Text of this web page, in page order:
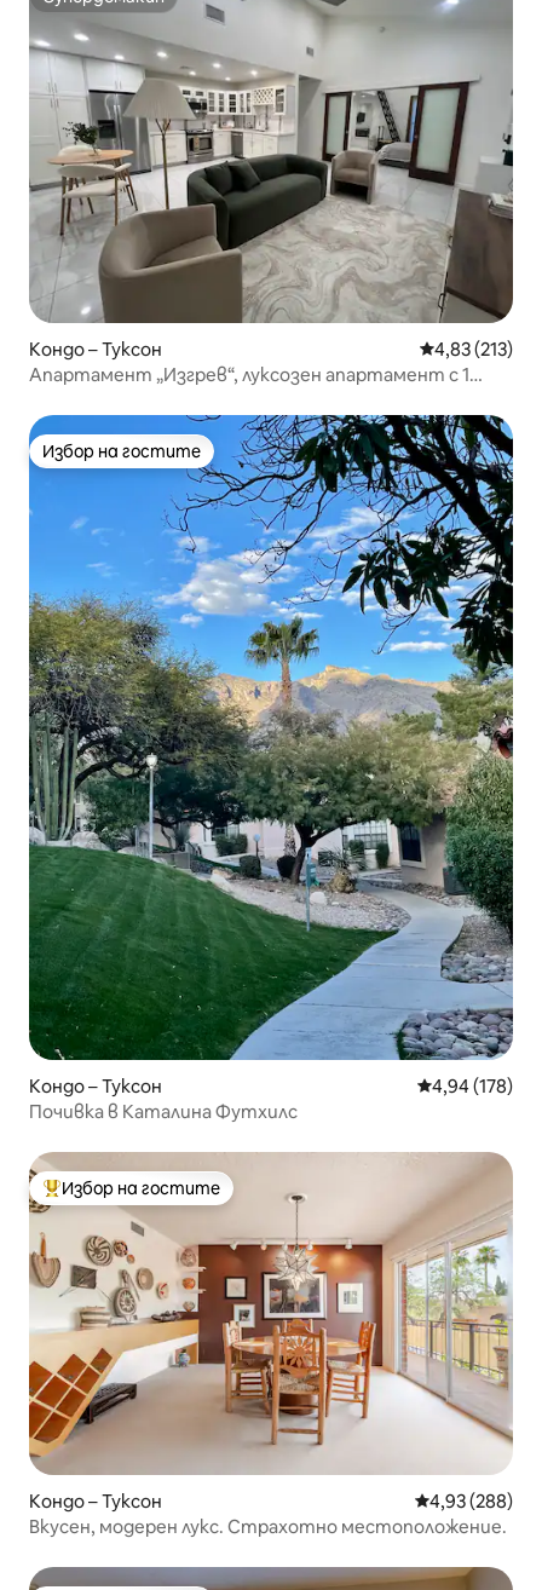
Супердомакин
Кондо – Туксон Средна
4,83 (213)
Апартамент „Изгрев“, луксозен апартамент с 1
Избор на гостите
Избор на гостите
Кондо – Туксон Средна
4,94 (178)
Почивка в Каталина Футхилс
Най-популярен избор на гостите
Избор на гостите
Кондо – Туксон Средна
4,93 (288)
Вкусен, модерен лукс. Страхотно местоположение.